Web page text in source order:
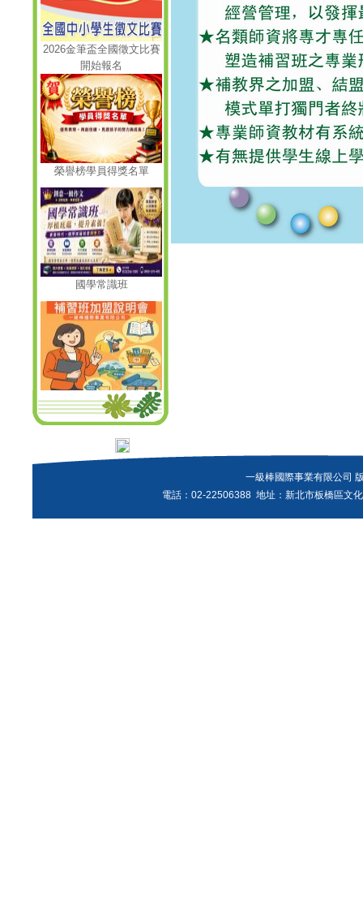
2026金筆盃全國徵文比賽
開始報名
榮譽榜學員得獎名單
國學常識班
一級棒國際事業有限公司
電話：02-22506388 地址：新北市板橋區文